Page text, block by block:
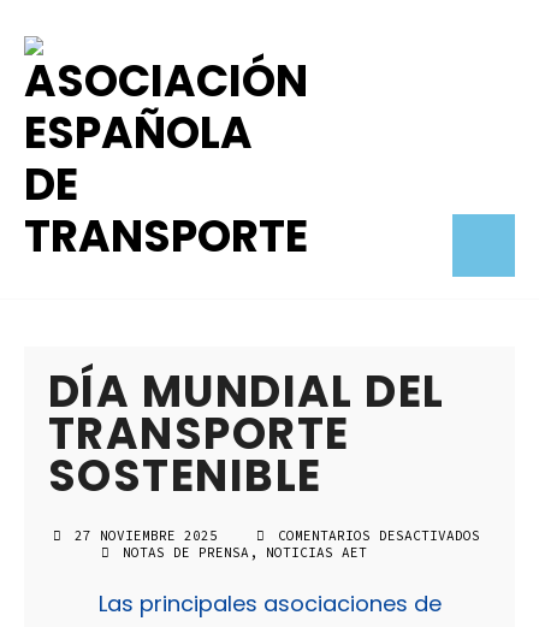
DÍA MUNDIAL DEL
TRANSPORTE
SOSTENIBLE
27 NOVIEMBRE 2025
COMENTARIOS DESACTIVADOS
NOTAS DE PRENSA , NOTICIAS AET
Las principales asociaciones de